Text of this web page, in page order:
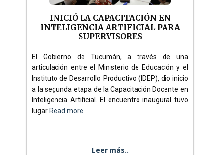
INICIÓ LA CAPACITACIÓN EN
INTELIGENCIA ARTIFICIAL PARA
SUPERVISORES
El Gobierno de Tucumán, a través de una
articulación entre el Ministerio de Educación y el
Instituto de Desarrollo Productivo (IDEP), dio inicio
a la segunda etapa de la Capacitación Docente en
Inteligencia Artificial. El encuentro inaugural tuvo
lugar Read more
Leer más..